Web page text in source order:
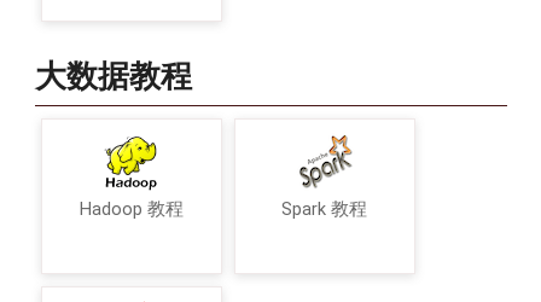
大数据教程
Hadoop 教程 Spark 教程